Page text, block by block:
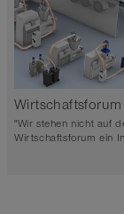
"Wir stehen nicht auf
Wirtschaftsforum ein